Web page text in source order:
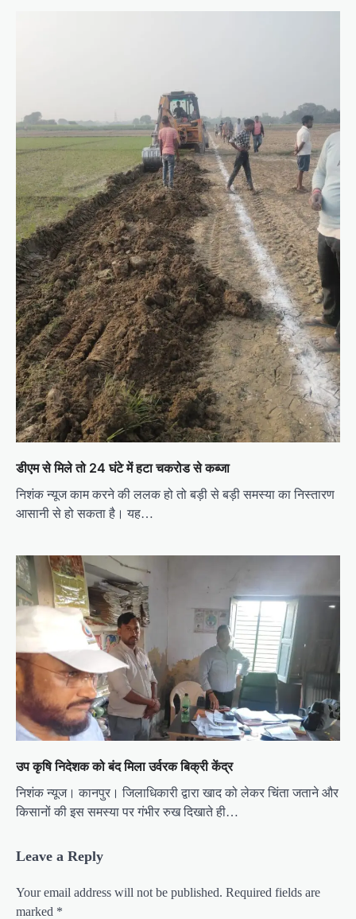
डीएम से मिले तो 24 घंटे में हटा चकरोड से कब्जा
निशंक न्यूज काम करने की ललक हो तो बड़ी से बड़ी समस्या का निस्तारण
आसानी से हो सकता है। यह…
उप कृषि निदेशक को बंद मिला उर्वरक बिक्री केंद्र
निशंक न्यूज। कानपुर। जिलाधिकारी द्वारा खाद को लेकर चिंता जताने और
किसानों की इस समस्या पर गंभीर रुख दिखाते ही…
Leave a Reply
Your email address will not be published. Required fields are
marked *